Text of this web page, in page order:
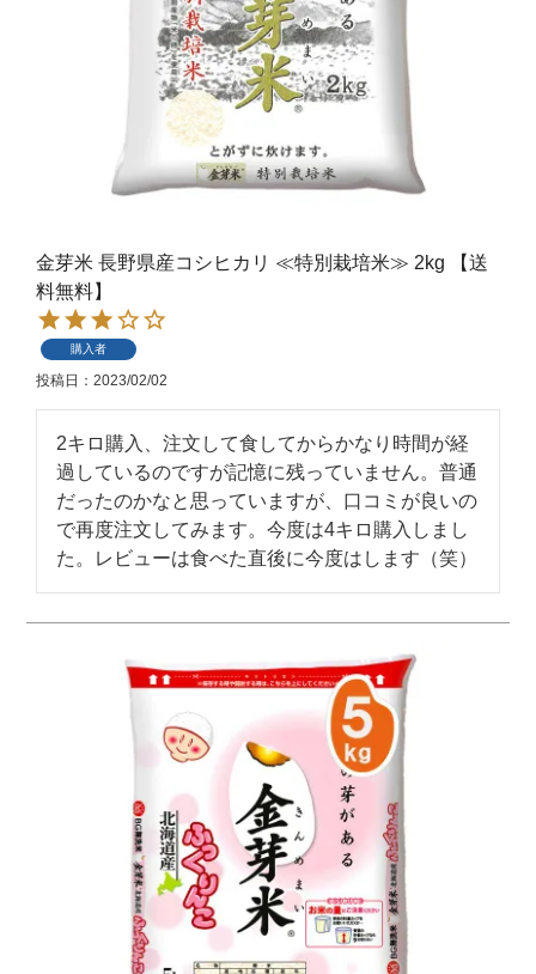
金芽米 長野県産コシヒカリ ≪特別栽培米≫ 2kg 【送
料無料】
購入者
投稿日 2023/02/02
2キロ購入、注文して食してからかなり時間が経
過しているのですが記憶に残っていません。普通
だったのかなと思っていますが、口コミが良いの
で再度注文してみます。今度は4キロ購入しまし
た。レビューは食べた直後に今度はします（笑）